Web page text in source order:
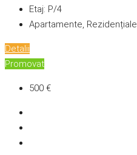
Etaj: P/4
Apartamente, Rezidențiale
Detalii
Promovat
500 €